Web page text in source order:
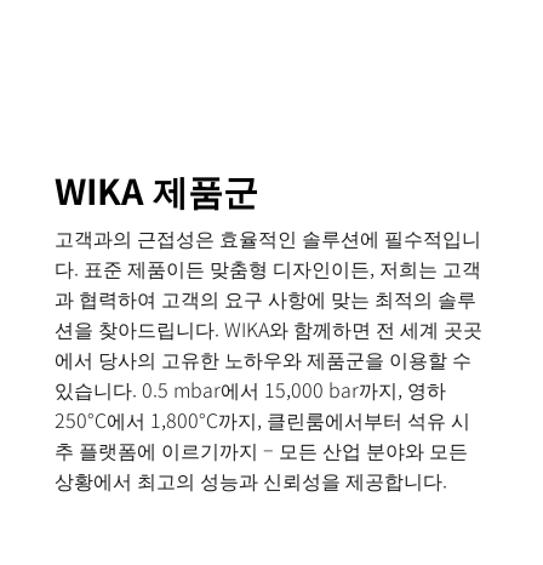
WIKA 제품군
고객과의 근접성은 효율적인 솔루션에 필수적입니
다. 표준 제품이든 맞춤형 디자인이든, 저희는 고객
과 협력하여 고객의 요구 사항에 맞는 최적의 솔루
션을 찾아드립니다. WIKA와 함께하면 전 세계 곳곳
에서 당사의 고유한 노하우와 제품군을 이용할 수
있습니다. 0.5 mbar에서 15,000 bar까지, 영하
250°C에서 1,800°C까지, 클린룸에서부터 석유 시
추 플랫폼에 이르기까지 – 모든 산업 분야와 모든
상황에서 최고의 성능과 신뢰성을 제공합니다.